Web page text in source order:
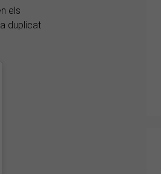
els
duplicat